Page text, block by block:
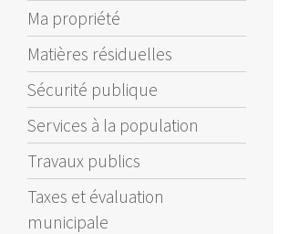
Ma propriété
Matières résiduelles
Sécurité publique
Services à la population
Travaux publics
Taxes et évaluation
municipale